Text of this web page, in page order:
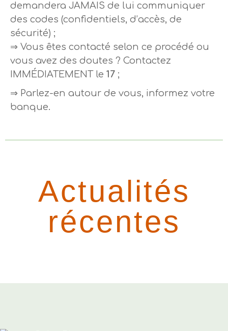
demandera JAMAIS de lui communiquer
des codes (confidentiels, d’accès, de
sécurité) ;
⇒ Vous êtes contacté selon ce procédé ou
vous avez des doutes ? Contactez
IMMÉDIATEMENT le 17 ;
⇒ Parlez-en autour de vous, informez votre
banque.
Actualités
récentes